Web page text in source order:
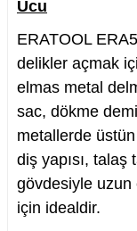
Ucu
ERATOOL
delikler açmak
elmas metal
sac, dökme
metallerde
diş yapısı, talaş
gövdesiyle uzun
için idealdir.